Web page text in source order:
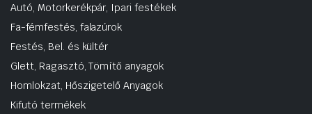
Autó, Motorkerékpár, Ipari festékek
Fa-fémfestés, falazúrok
Festés, Bel. és kültér
Glett, Ragasztó, Tömítő anyagok
Homlokzat, Hőszigetelő Anyagok
Kifutó termékek